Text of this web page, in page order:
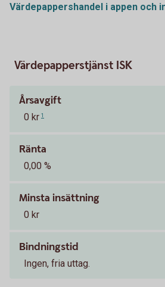
Värdepappershandel i appen och
Värdepapperstjänst ISK
Årsavgift
0 kr 1
Ränta
0,00 %
Minsta insättning
0 kr
Bindningstid
Ingen, fria uttag.